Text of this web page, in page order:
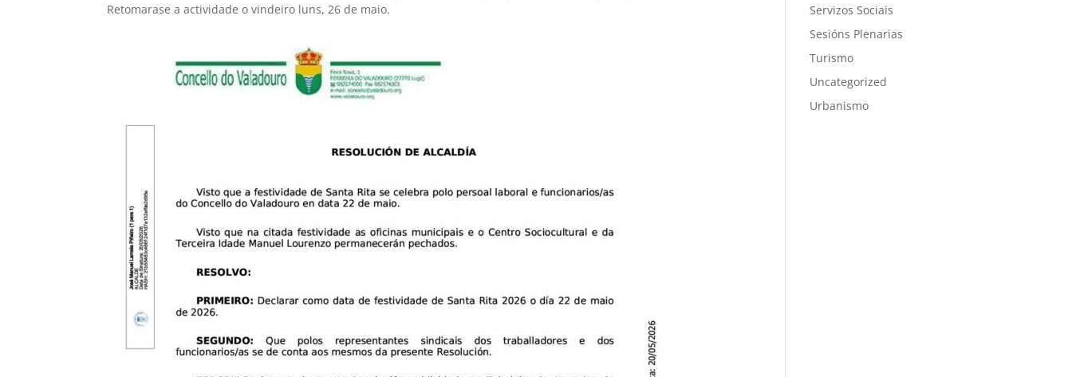
Retomarase a actividade o vindeiro luns, 26 de maio.
Servizos Sociais
Sesións Plenarias
Turismo
Uncategorized
Urbanismo